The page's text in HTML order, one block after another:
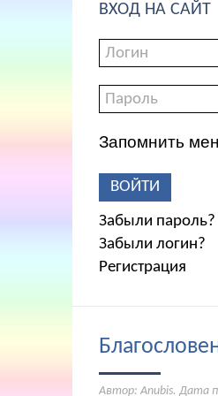
ВХОД НА САЙТ
Запомнить
ВОЙТИ
Забыли пароль?
Забыли логин?
Регистрация
Автор: Anubis. Дата